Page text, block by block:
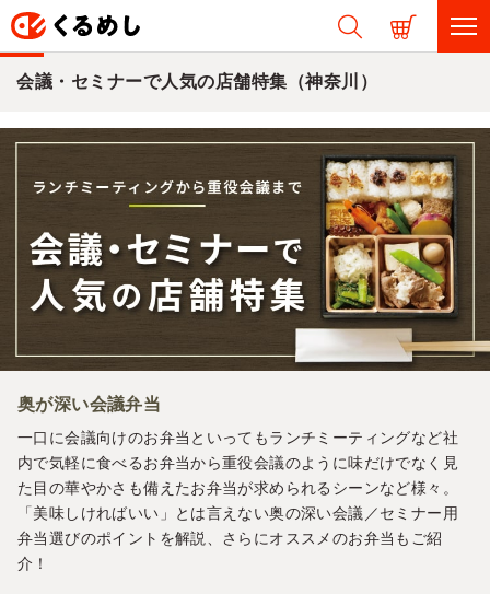
会議・セミナーで人気の店舗特集（神奈川）
奥が深い会議弁当
一口に会議向けのお弁当といってもランチミーティングなど社
内で気軽に食べるお弁当から重役会議のように味だけでなく見
た目の華やかさも備えたお弁当が求められるシーンなど様々。
「美味しければいい」とは言えない奥の深い会議／セミナー用
弁当選びのポイントを解説、さらにオススメのお弁当もご紹
介！